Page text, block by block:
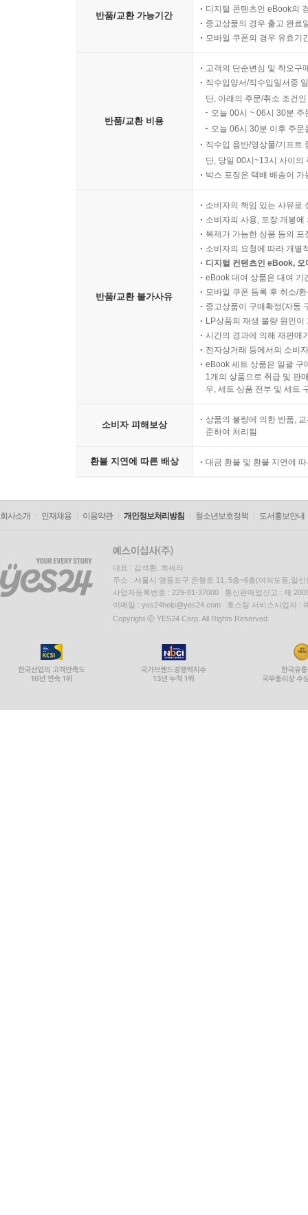
반품/교환 가능기간
디지털 콘텐츠인 eBook의
중고상품의 경우 출고 완료
모바일 쿠폰의 경우 유효기
반품/교환 비용
고객의 단순변심 및 착오구
직수입양서/직수입일서중
단, 아래의 주문/취소 조건
오늘 00시 ~ 06시 30분
오늘 06시 30분 이후 주
직수입 음반/영상물/기프트
단, 당일 00시~13시 사이의
박스 포장은 택배 배송이
반품/교환 불가사유
소비자의 책임 있는 사유로
소비자의 사용, 포장 개봉
복제가 가능한 상품 등의
소비자의 요청에 따라 개별
디지털 컨텐츠인 eBook,
eBook 대여 상품은 대여 기
모바일 쿠폰 등록 후 취소/
중고상품이 구매확정(자동
LP상품의 재생 불량 원인
시간의 경과에 의해 재판매
전자상거래 등에서의 소비
eBook 세트 상품은 일괄 구
1개의 상품으로 취급 및 판
우, 세트 상품 전부 및 세트
소비자 피해보상
상품의 불량에 의한 반품,
준하여 처리됨
환불 지연에 따른 배상 대금 환불 및 환불 지연에
회사소개 인재채용 이용약관 개인정보처리방침 청소년보호정책 도서홍보안내
대표 : 김석환, 최세라
주소 : 서울시 영등포구 은행로 11, 5층~6층(여의도동,일신
사업자등록번호 : 229-81-37000 통신판매업신고 : 제
이메일 : yes24help@yes24.com 호스팅 서비스사업자 :
Copyright ⓒ YES24 Corp. All Rights Reserved.